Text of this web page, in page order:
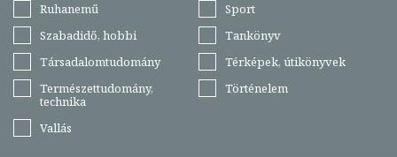
Ruhanemű
Sport
Szabadidő, hobbi
Tankönyv
Társadalomtudomány
Térképek, útikönyvek
Természettudomány,
technika
Történelem
Vallás